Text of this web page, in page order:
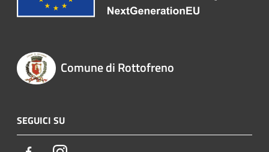
Comune di Rottofreno
SEGUICI SU